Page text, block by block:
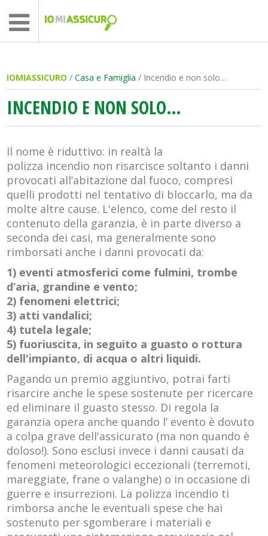
IOMIASSICURO /Casa e Famiglia / Incendio e non solo…
INCENDIO E NON SOLO…
Il nome è riduttivo: in realtà la
polizza incendio non risarcisce soltanto i danni
provocati all’abitazione dal fuoco, compresi
quelli prodotti nel tentativo di bloccarlo, ma da
molte altre cause. L'elenco, come del resto il
contenuto della garanzia, è in parte diverso a
seconda dei casi, ma generalmente sono
rimborsati anche i danni provocati da:
1) eventi atmosferici come fulmini, trombe
d’aria, grandine e vento;
2) fenomeni elettrici;
3) atti vandalici;
4) tutela legale;
5) fuoriuscita, in seguito a guasto o rottura
dell'impianto, di acqua o altri liquidi.
Pagando un premio aggiuntivo, potrai farti
risarcire anche le spese sostenute per ricercare
ed eliminare il guasto stesso. Di regola la
garanzia opera anche quando l’ evento è dovuto
a colpa grave dell'assicurato (ma non quando è
doloso!). Sono esclusi invece i danni causati da
fenomeni meteorologici eccezionali (terremoti,
mareggiate, frane o valanghe) o in occasione di
guerre e insurrezioni. La polizza incendio ti
rimborsa anche le eventuali spese che hai
sostenuto per sgomberare i materiali e